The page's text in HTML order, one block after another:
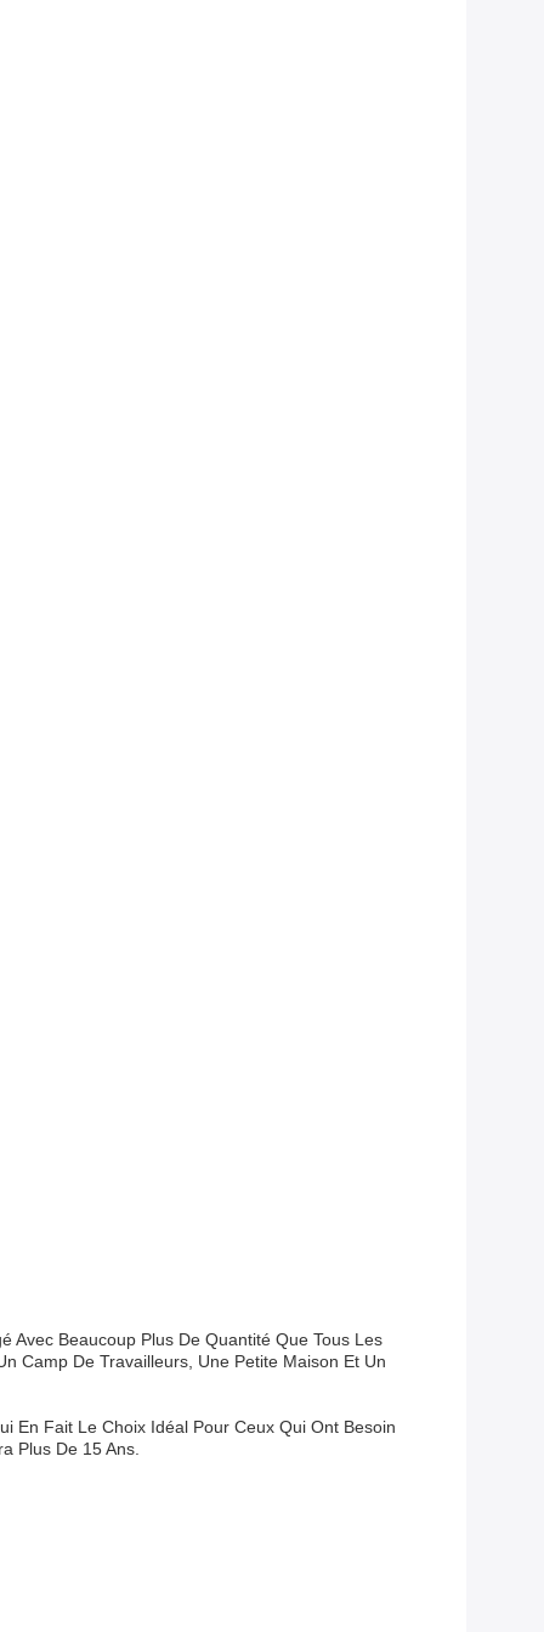
Avec Beaucoup Plus De Quantité Que Tous Les
Camp De Travailleurs, Une Petite Maison Et Un
En Fait Le Choix Idéal Pour Ceux Qui Ont Besoin
Plus De 15 Ans.